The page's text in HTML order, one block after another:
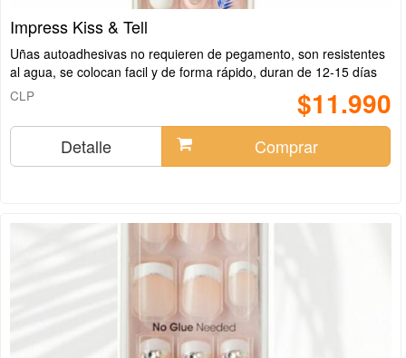
Impress Kiss & Tell
Uñas autoadhesivas no requieren de pegamento, son resistentes
al agua, se colocan facil y de forma rápido, duran de 12-15 días
$11.990
CLP
Detalle Comprar